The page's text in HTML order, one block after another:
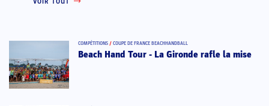
COMPÉTITIONS / COUPE DE FRANCE BEACHHANDBALL
Beach Hand Tour - La Gironde rafle la mise